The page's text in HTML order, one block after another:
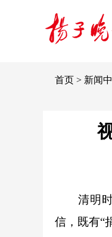
首页 > 新闻
清明
信，既有“